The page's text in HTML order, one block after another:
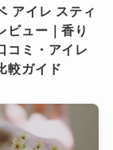
アイレ スティ
ビュー｜香り
コミ・アイレ
較ガイド